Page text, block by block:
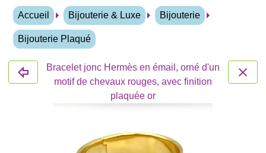
Accueil Bijouterie & Luxe Bijouterie
Bijouterie Plaqué
Bracelet jonc Hermès en émail, orné d'un
motif de chevaux rouges, avec finition
plaquée or